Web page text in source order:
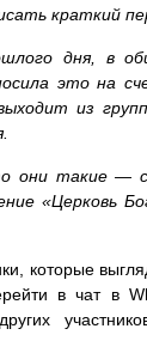
краткий
дня, в
это на
из
они такие —
«Церковь
которые
в чат в